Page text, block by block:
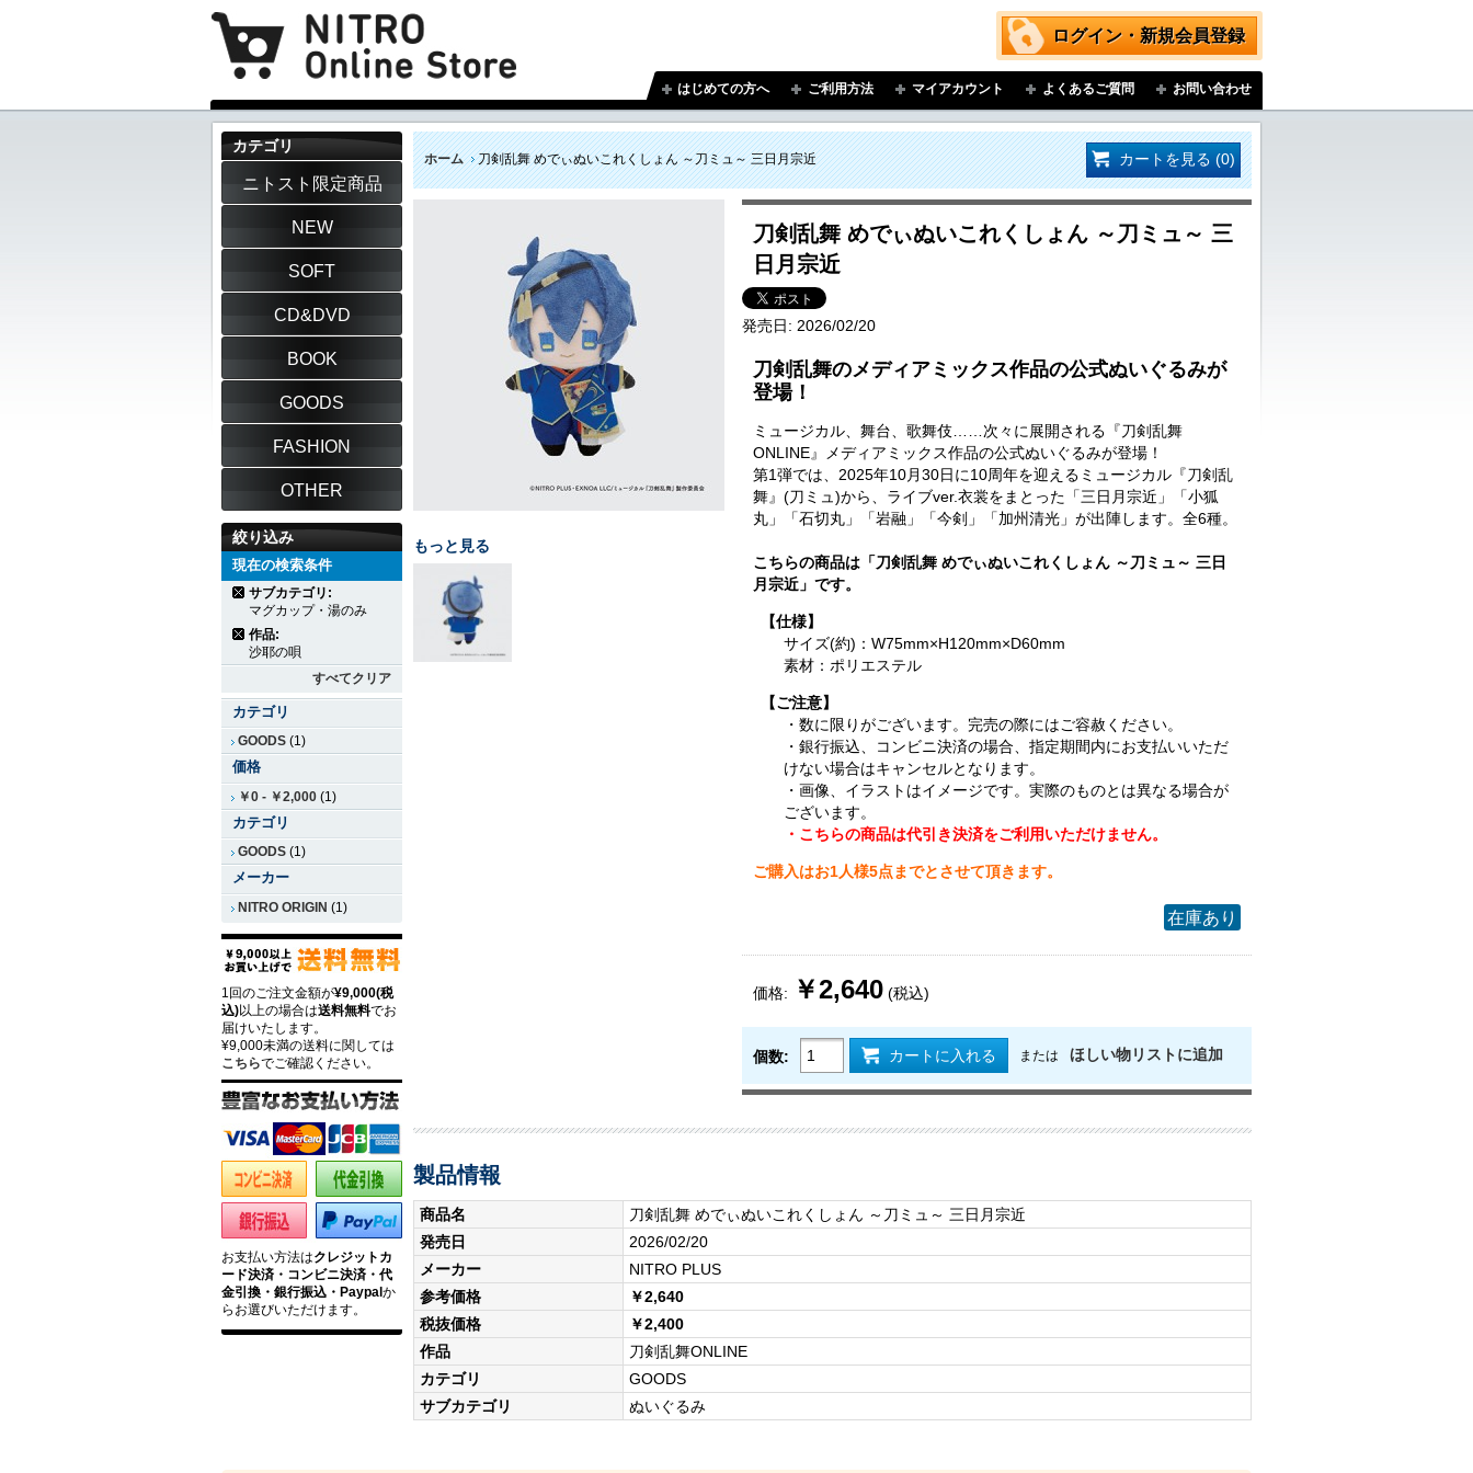
ログイン・新規会員登録
はじめての方へ ご利用方法 マイアカウント よくあるご質問 お問い合わせ
ホーム 刀剣乱舞 めでぃぬいこれくしょん ～刀ミュ～ 三日月宗近 カートを見る (0)
刀剣乱舞 めでぃぬいこれくしょん ～刀ミュ～ 三
日月宗近
発売日: 2026/02/20
刀剣乱舞のメディアミックス作品の公式ぬいぐるみが
登場！
ミュージカル、舞台、歌舞伎……次々に展開される『刀剣乱舞
ONLINE』メディアミックス作品の公式ぬいぐるみが登場！
第1弾では、2025年10月30日に10周年を迎えるミュージカル『刀剣乱
舞』(刀ミュ)から、ライブver.衣裳をまとった「三日月宗近」「小狐
丸」「石切丸」「岩融」「今剣」「加州清光」が出陣します。全6種。
こちらの商品は「刀剣乱舞 めでぃぬいこれくしょん ～刀ミュ～ 三日
月宗近」です。
【仕様】
サイズ(約)：W75mm×H120mm×D60mm
素材：ポリエステル
【ご注意】
・数に限りがございます。完売の際にはご容赦ください。
・銀行振込、コンビニ決済の場合、指定期間内にお支払いいただ
けない場合はキャンセルとなります。
・画像、イラストはイメージです。実際のものとは異なる場合が
ございます。
・こちらの商品は代引き決済をご利用いただけません。
ご購入はお1人様5点までとさせて頂きます。
在庫あり
価格: ￥2,640 (税込)
個数: カートに入れる または ほしい物リストに追加
もっと見る
製品情報
商品名
刀剣乱舞 めでぃぬいこれくしょん ～刀ミュ～ 三日月宗近
発売日
2026/02/20
メーカー
NITRO PLUS
参考価格
￥2,640
税抜価格
￥2,400
作品
刀剣乱舞ONLINE
カテゴリ
GOODS
サブカテゴリ
ぬいぐるみ
カテゴリ
ニトスト限定商品
NEW
SOFT
CD&DVD
BOOK
GOODS
FASHION
OTHER
絞り込み
現在の検索条件
サブカテゴリ:
マグカップ・湯のみ
作品:
沙耶の唄
すべてクリア
カテゴリ
GOODS (1)
価格
￥0 - ￥2,000 (1)
カテゴリ
GOODS (1)
メーカー
NITRO ORIGIN (1)
1回のご注文金額が¥9,000(税
込)以上の場合は送料無料でお
届けいたします。
¥9,000未満の送料に関しては
こちらでご確認ください。
お支払い方法はクレジットカ
ード決済・コンビニ決済・代
金引換・銀行振込・Paypalか
らお選びいただけます。